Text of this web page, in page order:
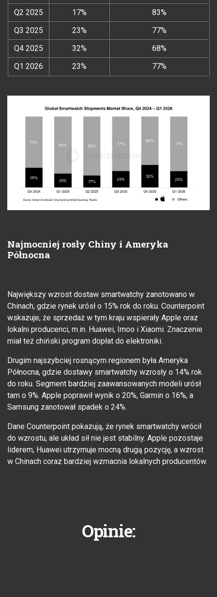
Q2 2025
17%
83%
Q3 2025
23%
77%
Q4 2025
32%
68%
Q1 2026
23% 77%
Najmocniej rosły Chiny i Ameryka
Północna
Największy wzrost dostaw smartwatchy zanotowano w
Chinach, gdzie rynek urósł o 15% rok do roku. Counterpoint
wskazuje, że sprzedaż w tym kraju wspierały Apple oraz
lokalni producenci, m.in. Huawei, Imoo i Xiaomi. Znaczenie
miał też chiński program dopłat do elektroniki.
Drugim najszybciej rosnącym regionem była Ameryka
Północna, gdzie dostawy smartwatchy wzrosły o 14% rok
do roku. Segment bardziej zaawansowanych modeli urósł
tam o 9%. Apple poprawił wynik o 20%, Garmin o 16%, a
Samsung zanotował spadek o 24%.
Dane Counterpoint pokazują, że rynek smartwatchy wrócił
do wzrostu, ale układ sił nie jest stabilny. Apple pozostaje
liderem, Huawei utrzymuje mocną drugą pozycję, a wzrost
w Chinach coraz bardziej wzmacnia lokalnych producentów.
Opinie: